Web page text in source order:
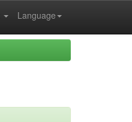
Language